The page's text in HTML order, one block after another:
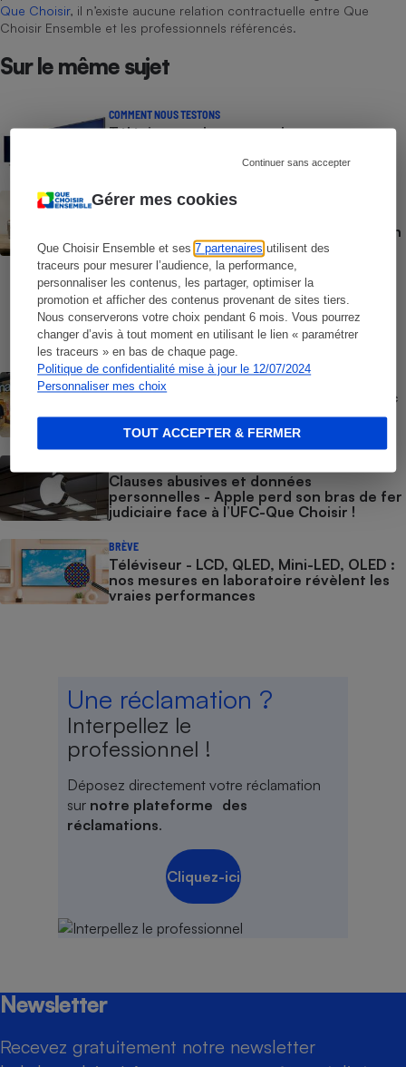
Gérer mes cookies
Que Choisir Ensemble et ses7 partenaires utilisent des
traceurs pour mesurer l’audience, la performance,
personnaliser les contenus, les partager, optimiser la
promotion et afficher des contenus provenant de sites tiers.
Nous conserverons votre choix pendant 6 mois. Vous pourrez
changer d’avis à tout moment en utilisant le lien « paramétrer
les traceurs » en bas de chaque page.
Politique de confidentialité mise à jour le 12/07/2024
Personnaliser mes choix
Continuer sans accepter
TOUT ACCEPTER & FERMER
Que Choisir, il n’existe aucune relation contractuelle entre Que
Choisir Ensemble et les professionnels référencés.
Sur le même sujet
COMMENT NOUS TESTONS
Téléviseurs - Le protocole
BRÈVE
luminosité, contraste, bruit : Nos tests en
laboratoire, indépendants et
indispensables
COMMENT NOUS TESTONS
Casques audio - Le protocole
ACTUALITÉ
Offre découverte Canal+ - Quand la Fnac
pousse à l’abonnement
Clauses abusives et données
personnelles - Apple perd son bras de fer
judiciaire face à l’UFC-Que Choisir !
BRÈVE
Téléviseur - LCD, QLED, Mini-LED, OLED :
nos mesures en laboratoire révèlent les
vraies performances
Une réclamation ?
Interpellez le
professionnel !
Déposez directement votre réclamation
sur notre plateforme des
réclamations.
Cliquez-ici
Newsletter
Recevez gratuitement notre newsletter